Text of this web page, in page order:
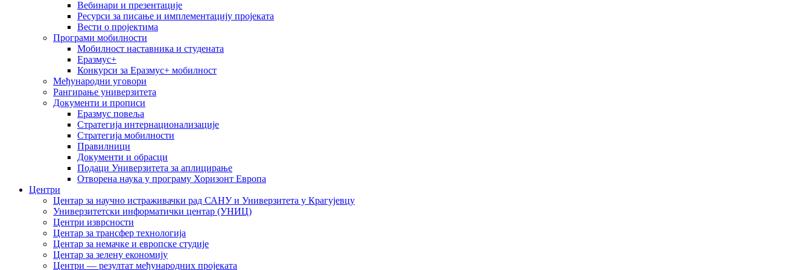
Вебинари и презентације
Ресурси за писање и имплементацију пројеката
Вести о пројектима
Програми мобилности
Мобилност наставника и студената
Еразмус+
Конкурси за Еразмус+ мобилност
Међународни уговори
Рангирање универзитета
Документи и прописи
Еразмус повеља
Стратегија интернационализације
Стратегија мобилности
Правилници
Документи и обрасци
Подаци Универзитета за аплицирање
Отворена наука у програму Хоризонт Европа
Центри
Центар за научно истраживачки рад САНУ и Универзитета у Крагујевцу
Универзитетски информатички центар (УНИЦ)
Центри изврсности
Центар за трансфер технологија
Центар за немачке и европске студије
Центар за зелену економију
Центри — резултат међународних пројеката